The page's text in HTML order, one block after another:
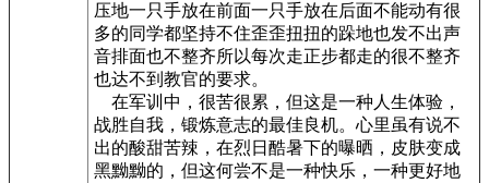
压地一只手放在前面一只手放在后面不能动有很
多的同学都坚持不住歪歪扭扭的跺地也发不出声
音排面也不整齐所以每次走正步都走的很不整齐
也达不到教官的要求。
在军训中，很苦很累，但这是一种人生体验，
战胜自我，锻炼意志的最佳良机。心里虽有说不
出的酸甜苦辣，在烈日酷暑下的曝晒，皮肤变成
黑黝黝的，但这何尝不是一种快乐，一种更好地